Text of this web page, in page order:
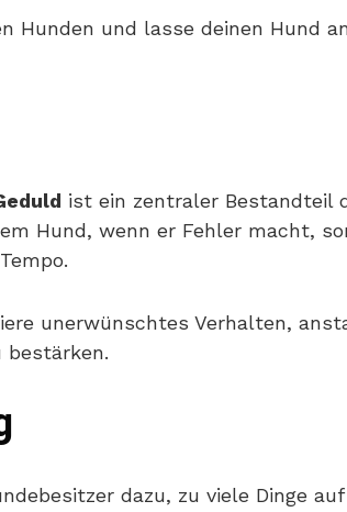
Hunden und lasse deinen Hund
ist ein zentraler Bestandteil
Hund, wenn er Fehler macht,
unerwünschtes Verhalten,
bestärken.
dazu, zu viele Dinge